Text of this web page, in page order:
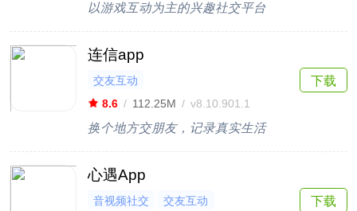
以游戏互动为主的兴趣社交平台
连信app
交友互动
8.6 / 112.25M / v8.10.901.1
换个地方交朋友，记录真实生活
下载
心遇App
音视频社交 交友互动 下载